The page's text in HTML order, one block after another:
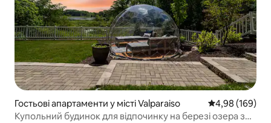
Гостьові апартаменти у місті Valparaiso Середня
4,98 (169)
Купольний будинок для відпочинку на березі озера з